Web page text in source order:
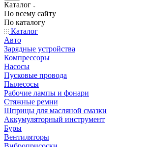
Каталог
По всему сайту
По каталогу
Каталог
Авто
Зарядные устройства
Компрессоры
Насосы
Пусковые провода
Пылесосы
Рабочие лампы и фонари
Стяжные ремни
Шприцы для масляной смазки
Аккумуляторный инструмент
Буры
Вентиляторы